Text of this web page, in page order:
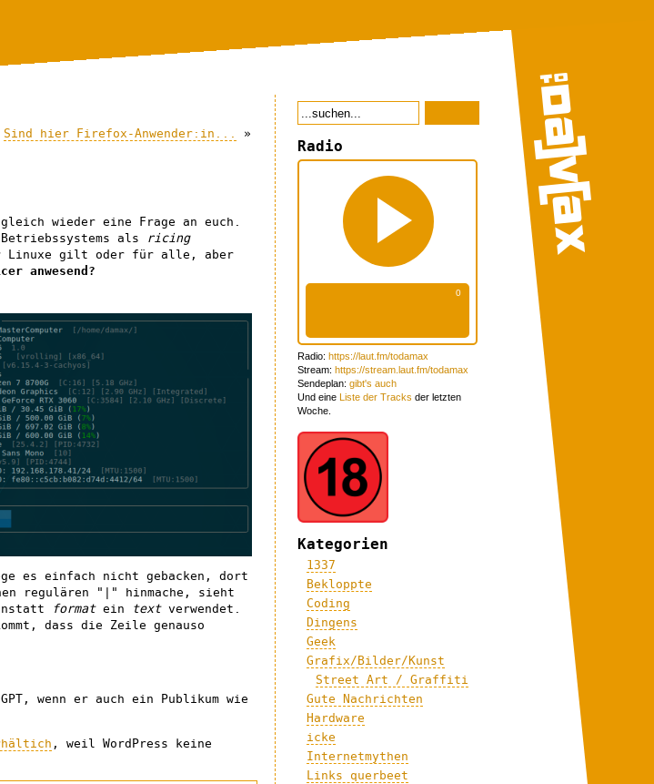
Sind hier Firefox-Anwender:in... »
wieder eine Frage an euch.
als
ricing
Linuxe gilt oder für alle, aber
anwesend?
es einfach nicht gebacken, dort
regulären "|" hinmache, sieht
formatein textverwendet.
dass die Zeile genauso
wenn er auch ein Publikum wie
, weil WordPress keine
Radio
Radio: https://laut.fm/todamax
Stream: https://stream.laut.fm/todamax
Sendeplan: gibt's auch
Und eine Liste der Tracks der letzten
Woche.
Kategorien
1337
Bekloppte
Coding
Dingens
Geek
Grafix/Bilder/Kunst
Street Art / Graffiti
Gute Nachrichten
Hardware
icke
Internetmythen
Links querbeet